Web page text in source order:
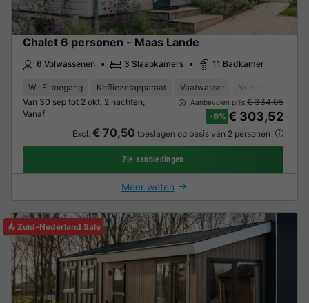
Chalet 6 personen - Maas Lande
6 Volwassenen 3 Slaapkamers 11 Badkamer
Wi-Fi toegang Koffiezetapparaat Vaatwasser Vriezer
Van 30 sep tot 2 okt, 2 nachten,
Vanaf
Aanbevolen prijs:€ 334,05
-9% € 303,52
Excl. € 70,50 toeslagen op basis van 2 personen
Zie aanbiedingen
Meer weten
Zuid-Nederland Sale